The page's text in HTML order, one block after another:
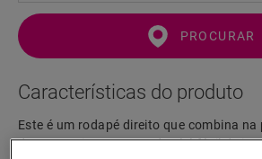
PROCURAR
Características do produto
Este é um rodapé direito que combina
do seu pavimento. O rodapé é fácil de